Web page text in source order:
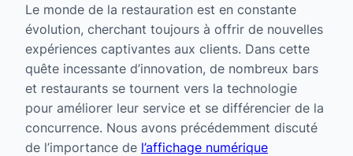
Le monde de la restauration est en constante
évolution, cherchant toujours à offrir de nouvelles
expériences captivantes aux clients. Dans cette
quête incessante d’innovation, de nombreux bars
et restaurants se tournent vers la technologie
pour améliorer leur service et se différencier de la
concurrence. Nous avons précédemment discuté
de l’importance de l’affichage numérique